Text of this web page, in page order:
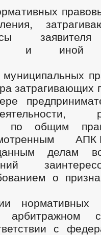
и иной
затрагивающих
по общим
АПК
делам
о
нормативных
с